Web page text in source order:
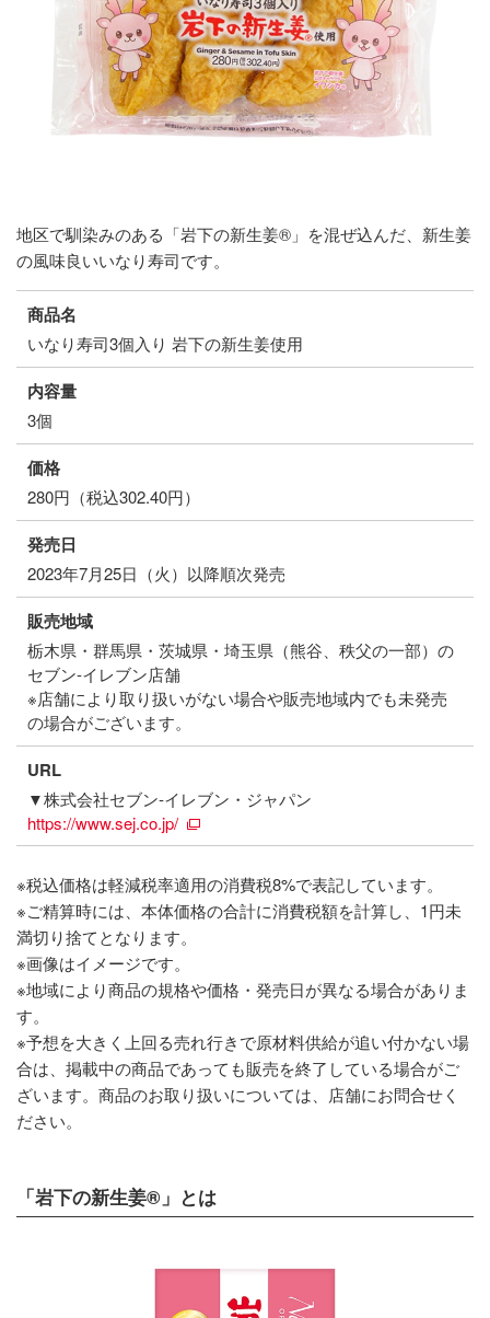
地区で馴染みのある「岩下の新生姜®」を混ぜ込んだ、新生姜
の風味良いいなり寿司です。
商品名
いなり寿司3個入り 岩下の新生姜使用
内容量
3個
価格
280円（税込302.40円）
発売日
2023年7月25日（火）以降順次発売
販売地域
栃木県・群馬県・茨城県・埼玉県（熊谷、秩父の一部）の
セブン‐イレブン店舗
※店舗により取り扱いがない場合や販売地域内でも未発売
の場合がございます。
URL
▼株式会社セブン‐イレブン・ジャパン
https://www.sej.co.jp/
※税込価格は軽減税率適用の消費税8%で表記しています。
※ご精算時には、本体価格の合計に消費税額を計算し、1円未
満切り捨てとなります。
※画像はイメージです。
※地域により商品の規格や価格・発売日が異なる場合がありま
す。
※予想を大きく上回る売れ行きで原材料供給が追い付かない場
合は、掲載中の商品であっても販売を終了している場合がご
ざいます。商品のお取り扱いについては、店舗にお問合せく
ださい。
「岩下の新生姜®」とは